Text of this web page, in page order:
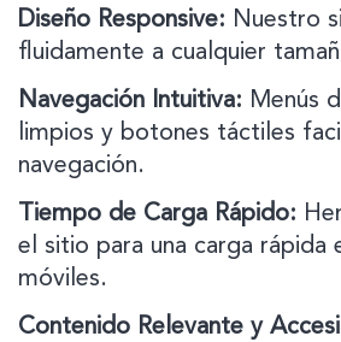
Diseño Responsive: Nuestro
fluidamente a cualquier
Navegación Intuitiva: Menús
limpios y botones táctiles
navegación.
Tiempo de Carga Rápido:
el sitio para una carga rápida
móviles.
Contenido Relevante y